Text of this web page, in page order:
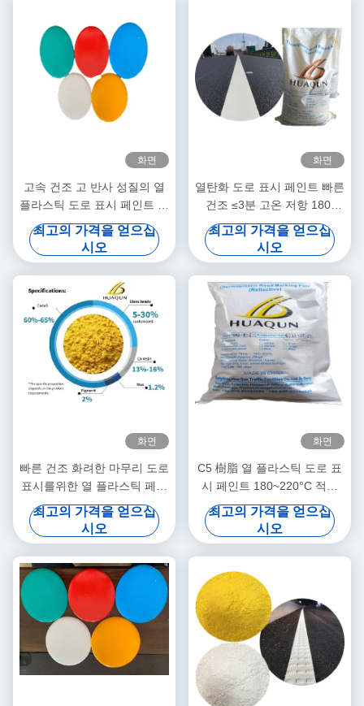
화면
고속 건조 고 반사 성질의 열
플라스틱 도로 표시 페인트 및
내구성있는 도로 라인 표시를
위한 석유 樹脂 기반
최고의 가격을 얻으십
시오
화면
열탄화 도로 표시 페인트 빠른
건조 ≤3분 고온 저항 180-
220°C 및 사용자 정의 가능한
색상
최고의 가격을 얻으십
시오
화면
빠른 건조 화려한 마무리 도로
표시를위한 열 플라스틱 페인
트
최고의 가격을 얻으십
시오
화면
C5 樹脂 열 플라스틱 도로 표
시 페인트 180~220°C 적용
온도 및 빠른 건조 (3분)
최고의 가격을 얻으십
시오